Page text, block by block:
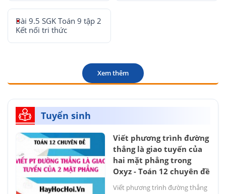
Bài 9.5 SGK Toán 9 tập 2
Kết nối tri thức
Xem thêm
Tuyển sinh
Viết phương trình đường
thẳng là giao tuyến của
hai mặt phẳng trong
Oxyz - Toán 12 chuyên đề
Viết phương trình đường thẳng